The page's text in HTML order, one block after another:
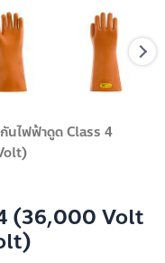
นไฟฟ้าดูด Class 4
(36,000 Volt